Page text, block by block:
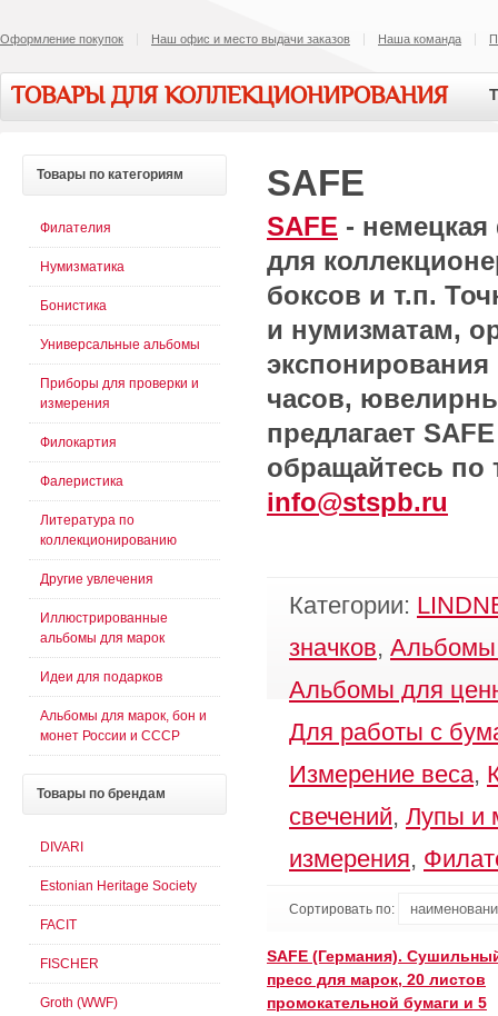
Оформление покупок Наш офис и место выдачи заказов Наша команда
ТОВАРЫ ДЛЯ КОЛЛЕКЦИОНИРОВАНИЯ
SAFE
SAFE -
для
боксов и т.п.
и нумизматам,
часов,
предлагает
обращайтесь по
info@stspb.ru
Категории:
значков, Альбомы
Альбомы для
Для работы с
Измерение веса,
свечений, Лупы и
измерения,
Сортировать по:
SAFE (Германия).
пресс для марок, 20 листов
промокательной бумаги и 5
Товары по категориям
Филателия
Нумизматика
Бонистика
Универсальные альбомы
Приборы для проверки и
измерения
Филокартия
Фалеристика
Литература по
коллекционированию
Другие увлечения
Иллюстрированные
альбомы для марок
Идеи для подарков
Альбомы для марок, бон и
монет России и СССР
Товары по брендам
DIVARI
Estonian Heritage Society
FACIT
FISCHER
Groth (WWF)